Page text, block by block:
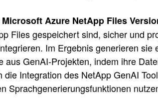
Azure NetApp Files
Files gespeichert sind, sicher und
Im Ergebnis generieren
aus GenAI-Projekten, indem ihre
Integration des NetApp GenAI
Sprachgenerierungsfunktionen